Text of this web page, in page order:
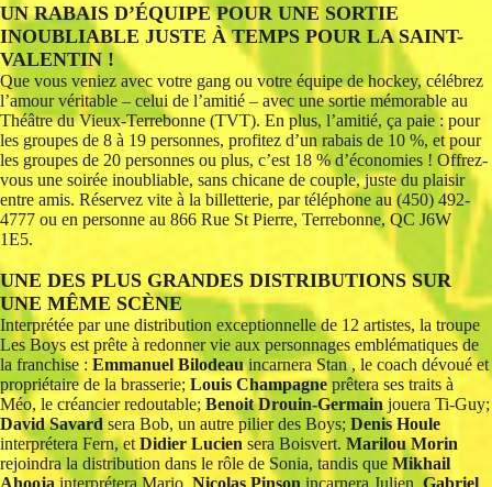
UN RABAIS D’ÉQUIPE POUR UNE SORTIE
INOUBLIABLE JUSTE À TEMPS POUR LA SAINT-
VALENTIN !
Que vous veniez avec votre gang ou votre équipe de hockey, célébrez
l’amour véritable – celui de l’amitié – avec une sortie mémorable au
Théâtre du Vieux-Terrebonne (TVT). En plus, l’amitié, ça paie : pour
les groupes de 8 à 19 personnes, profitez d’un rabais de 10 %, et pour
les groupes de 20 personnes ou plus, c’est 18 % d’économies ! Offrez-
vous une soirée inoubliable, sans chicane de couple, juste du plaisir
entre amis. Réservez vite à la billetterie, par téléphone au (450) 492-
4777 ou en personne au 866 Rue St Pierre, Terrebonne, QC J6W
1E5.
UNE DES PLUS GRANDES DISTRIBUTIONS SUR
UNE MÊME SCÈNE
Interprétée par une distribution exceptionnelle de 12 artistes, la troupe
Les Boys est prête à redonner vie aux personnages emblématiques de
la franchise : Emmanuel Bilodeauincarnera Stan , le coach dévoué et
propriétaire de la brasserie; Louis Champagne prêtera ses traits à
Méo, le créancier redoutable; Benoit Drouin-Germain jouera Ti-Guy;
David Savard sera Bob, un autre pilier des Boys; Denis Houle
interprétera Fern, et Didier Lucien sera Boisvert. Marilou Morin
rejoindra la distribution dans le rôle de Sonia, tandis que Mikhail
Ahooja interprétera Mario. Nicolas Pinson incarnera Julien, Gabriel